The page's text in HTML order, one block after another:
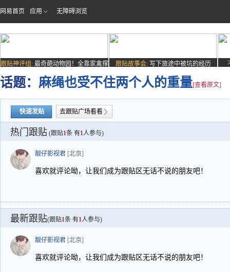
网易首页 应用 无障碍浏览
跟贴神评组: 最奇葩动物园！全靠家禽撑
场子
跟贴故事会: 写下旅途中被坑的经历
话题： 麻绳也受不住两个人的重量[查看原文]
快速发贴 去跟贴广场看看
热门跟贴 (跟贴1条 有1人参与)
靓仔影视君 [北京]
喜欢就评论呦，让我们成为跟贴区无话不说的朋友吧！
最新跟贴(跟贴1条 有1人参与)
靓仔影视君 [北京]
喜欢就评论呦，让我们成为跟贴区无话不说的朋友吧！